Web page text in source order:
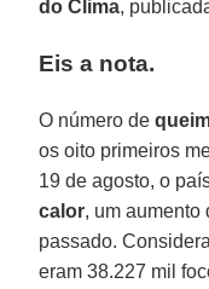
do Clima,
Eis a nota.
O número de
os oito primeiros
19 de agosto, o
calor, um aumento
passado.
eram 38.227 mil